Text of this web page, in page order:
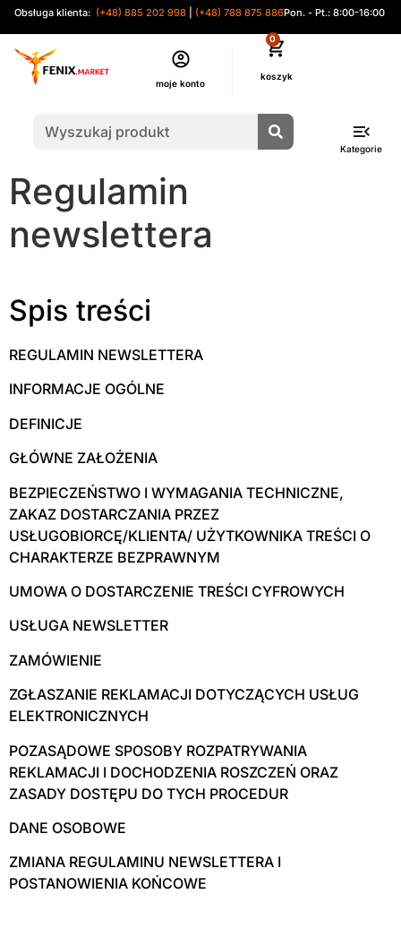
Obsługa klienta: (+48) 885 202 998 (+48) 788 875 886Pon. - Pt.: 8:00-16:00
moje konto
0
Kategorie
Regulamin
newslettera
Spis treści
REGULAMIN NEWSLETTERA
INFORMACJE OGÓLNE
DEFINICJE
GŁÓWNE ZAŁOŻENIA
BEZPIECZEŃSTWO I WYMAGANIA TECHNICZNE,
ZAKAZ DOSTARCZANIA PRZEZ
USŁUGOBIORCĘ/KLIENTA/ UŻYTKOWNIKA TREŚCI O
CHARAKTERZE BEZPRAWNYM
UMOWA O DOSTARCZENIE TREŚCI CYFROWYCH
USŁUGA NEWSLETTER
ZAMÓWIENIE
ZGŁASZANIE REKLAMACJI DOTYCZĄCYCH USŁUG
ELEKTRONICZNYCH
POZASĄDOWE SPOSOBY ROZPATRYWANIA
REKLAMACJI I DOCHODZENIA ROSZCZEŃ ORAZ
ZASADY DOSTĘPU DO TYCH PROCEDUR
DANE OSOBOWE
ZMIANA REGULAMINU NEWSLETTERA I
POSTANOWIENIA KOŃCOWE